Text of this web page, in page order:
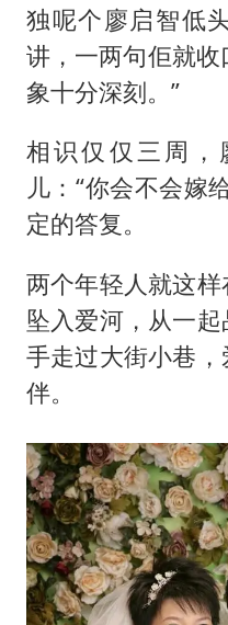
独呢个廖启智低
讲，一两句佢就
象十分深刻。”
相识仅仅三周，
儿：“你会不会嫁
定的答复。
两个年轻人就这
坠入爱河，从一
手走过大街小巷
伴。